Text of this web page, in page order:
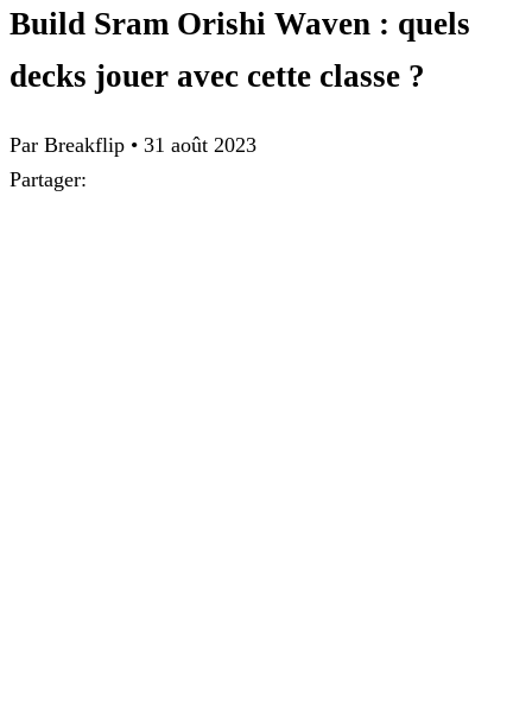
Build Sram Orishi Waven : quels
decks jouer avec cette classe ?
Par Breakflip • 31 août 2023
Partager: